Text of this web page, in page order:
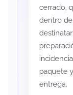
cerrado,
dentro
paquete
entrega.